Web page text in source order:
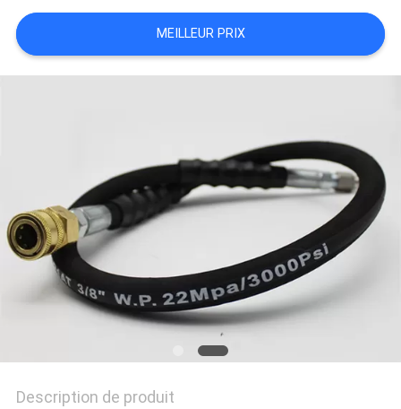
UNE
CITATION
MEILLEUR PRIX
Description de produit